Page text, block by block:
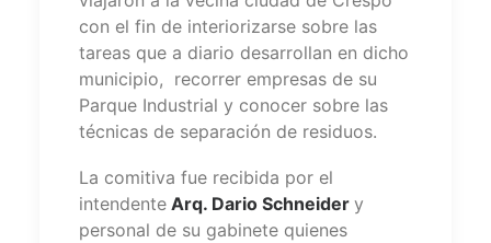
con el fin de interiorizarse sobre las
tareas que a diario desarrollan en dicho
municipio, recorrer empresas de su
Parque Industrial y conocer sobre las
técnicas de separación de residuos.
La comitiva fue recibida por el
intendente Arq. Dario Schneider y
personal de su gabinete quienes